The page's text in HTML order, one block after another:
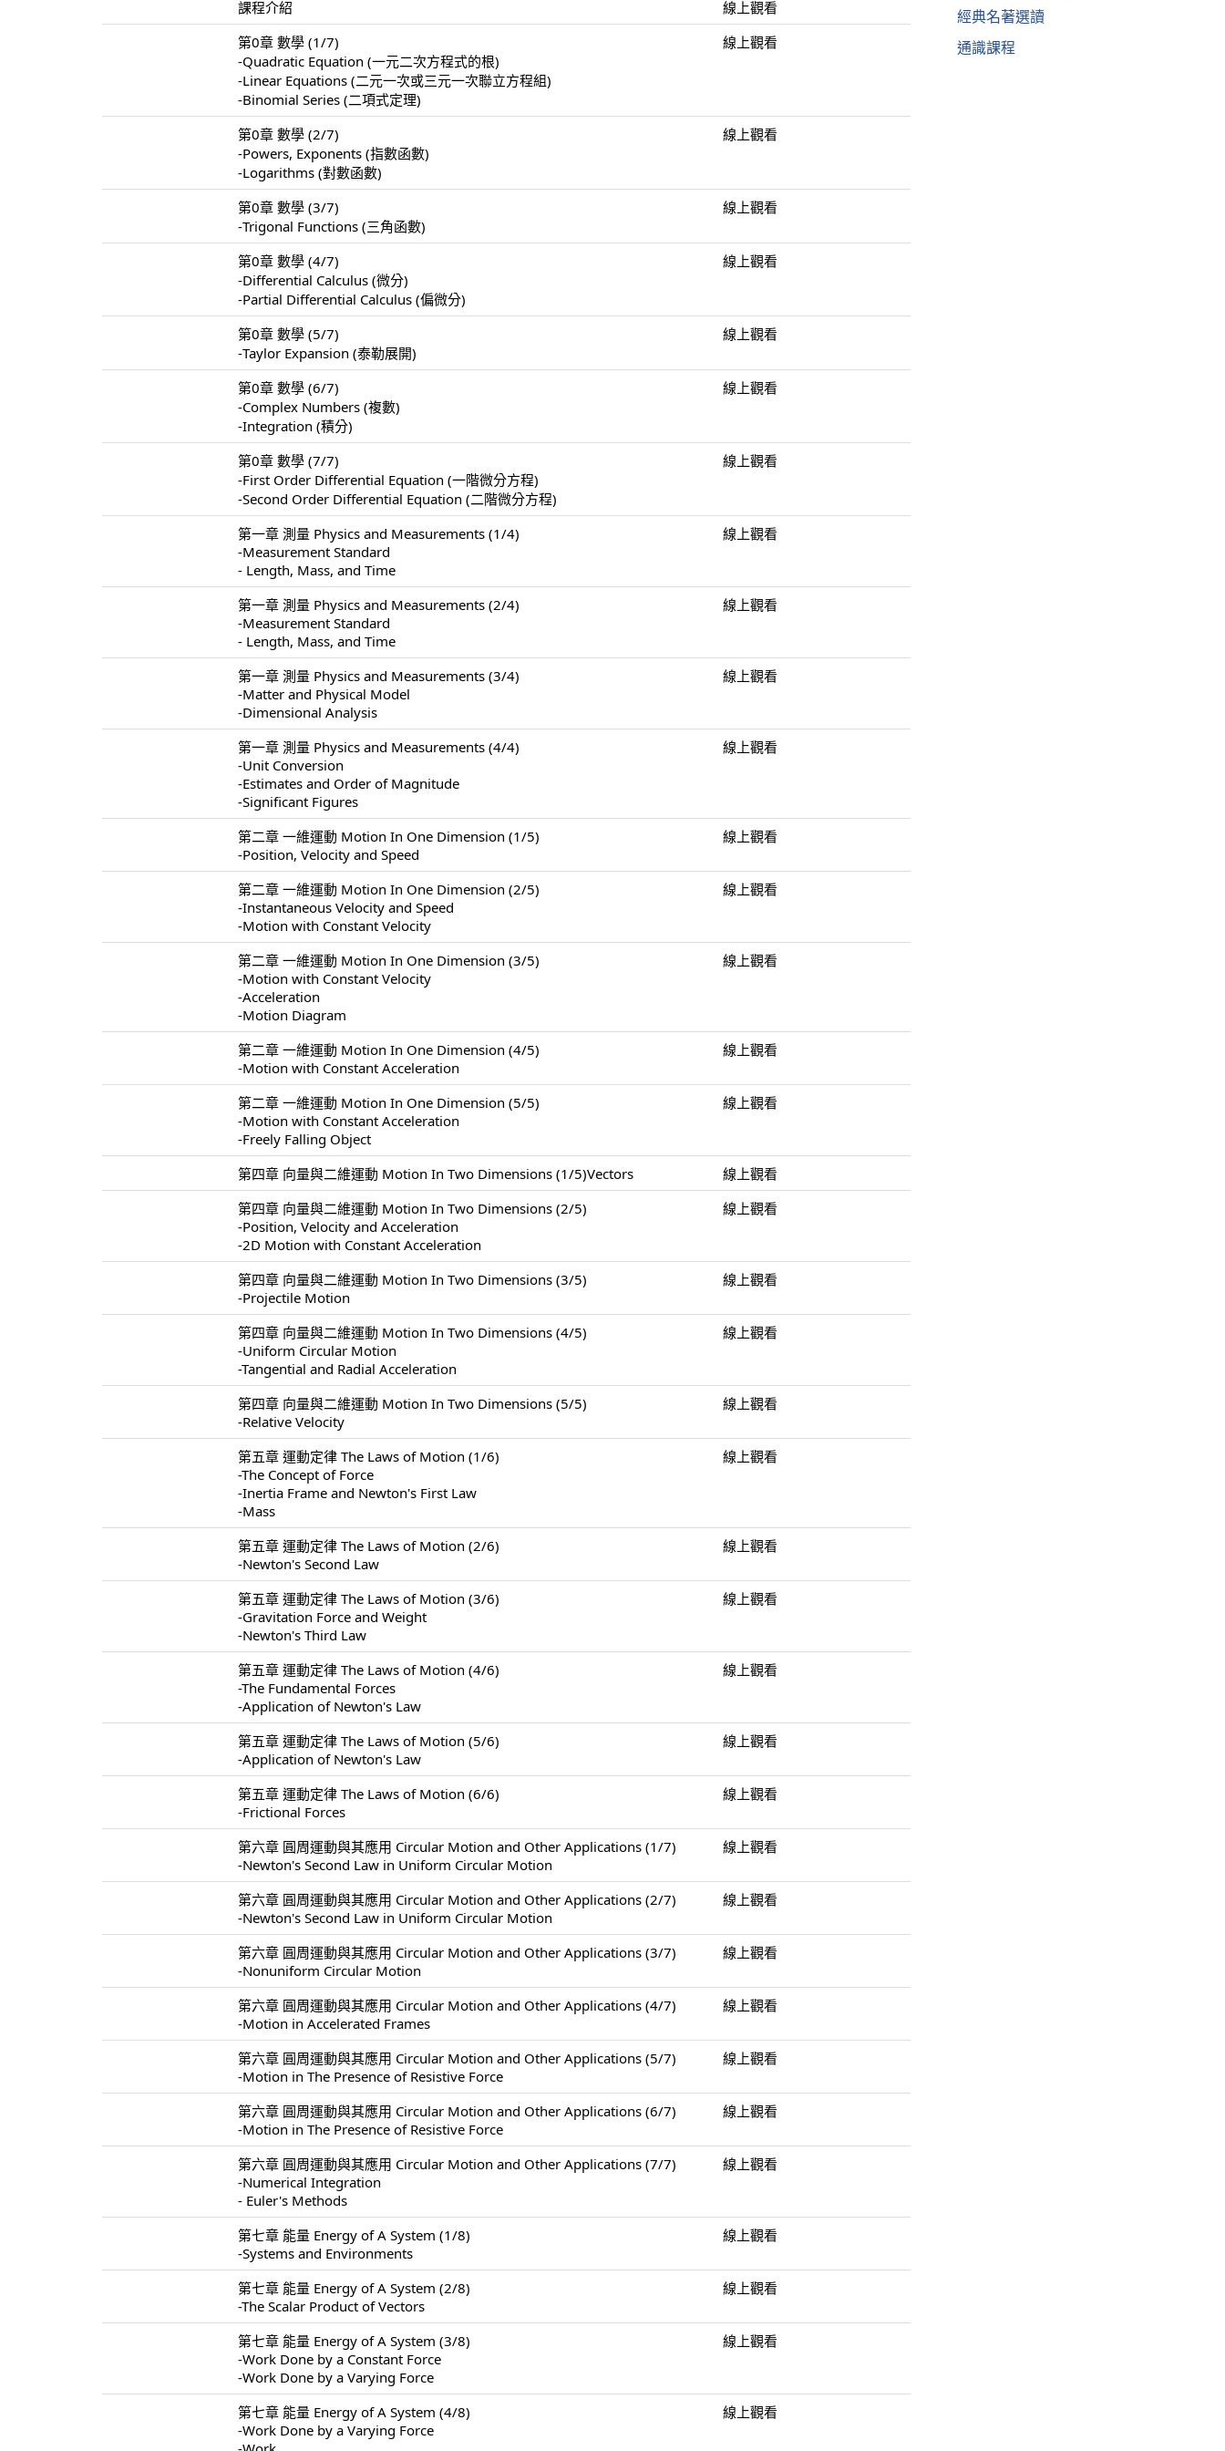
課程介紹
線上觀看
第0章 數學 (1/7)
-Quadratic Equation (一元二次方程式的根)
-Linear Equations (二元一次或三元一次聯立方程組)
-Binomial Series (二項式定理)
線上觀看
第0章 數學 (2/7)
-Powers, Exponents (指數函數)
-Logarithms (對數函數)
線上觀看
第0章 數學 (3/7)
-Trigonal Functions (三角函數)
線上觀看
第0章 數學 (4/7)
-Differential Calculus (微分)
-Partial Differential Calculus (偏微分)
線上觀看
第0章 數學 (5/7)
-Taylor Expansion (泰勒展開)
線上觀看
第0章 數學 (6/7)
-Complex Numbers (複數)
-Integration (積分)
線上觀看
第0章 數學 (7/7)
-First Order Differential Equation (一階微分方程)
-Second Order Differential Equation (二階微分方程)
線上觀看
第一章 測量 Physics and Measurements (1/4)
-Measurement Standard
- Length, Mass, and Time
線上觀看
第一章 測量 Physics and Measurements (2/4)
-Measurement Standard
- Length, Mass, and Time
線上觀看
第一章 測量 Physics and Measurements (3/4)
-Matter and Physical Model
-Dimensional Analysis
線上觀看
第一章 測量 Physics and Measurements (4/4)
-Unit Conversion
-Estimates and Order of Magnitude
-Significant Figures
線上觀看
第二章 一維運動 Motion In One Dimension (1/5)
-Position, Velocity and Speed
線上觀看
第二章 一維運動 Motion In One Dimension (2/5)
-Instantaneous Velocity and Speed
-Motion with Constant Velocity
線上觀看
第二章 一維運動 Motion In One Dimension (3/5)
-Motion with Constant Velocity
-Acceleration
-Motion Diagram
線上觀看
第二章 一維運動 Motion In One Dimension (4/5)
-Motion with Constant Acceleration
線上觀看
第二章 一維運動 Motion In One Dimension (5/5)
-Motion with Constant Acceleration
-Freely Falling Object
線上觀看
第四章 向量與二維運動 Motion In Two Dimensions (1/5)Vectors
線上觀看
第四章 向量與二維運動 Motion In Two Dimensions (2/5)
-Position, Velocity and Acceleration
-2D Motion with Constant Acceleration
線上觀看
第四章 向量與二維運動 Motion In Two Dimensions (3/5)
-Projectile Motion
線上觀看
第四章 向量與二維運動 Motion In Two Dimensions (4/5)
-Uniform Circular Motion
-Tangential and Radial Acceleration
線上觀看
第四章 向量與二維運動 Motion In Two Dimensions (5/5)
-Relative Velocity
線上觀看
第五章 運動定律 The Laws of Motion (1/6)
-The Concept of Force
-Inertia Frame and Newton's First Law
-Mass
線上觀看
第五章 運動定律 The Laws of Motion (2/6)
-Newton's Second Law
線上觀看
第五章 運動定律 The Laws of Motion (3/6)
-Gravitation Force and Weight
-Newton's Third Law
線上觀看
第五章 運動定律 The Laws of Motion (4/6)
-The Fundamental Forces
-Application of Newton's Law
線上觀看
第五章 運動定律 The Laws of Motion (5/6)
-Application of Newton's Law
線上觀看
第五章 運動定律 The Laws of Motion (6/6)
-Frictional Forces
線上觀看
第六章 圓周運動與其應用 Circular Motion and Other Applications (1/7)
-Newton's Second Law in Uniform Circular Motion
線上觀看
第六章 圓周運動與其應用 Circular Motion and Other Applications (2/7)
-Newton's Second Law in Uniform Circular Motion
線上觀看
第六章 圓周運動與其應用 Circular Motion and Other Applications (3/7)
-Nonuniform Circular Motion
線上觀看
第六章 圓周運動與其應用 Circular Motion and Other Applications (4/7)
-Motion in Accelerated Frames
線上觀看
第六章 圓周運動與其應用 Circular Motion and Other Applications (5/7)
-Motion in The Presence of Resistive Force
線上觀看
第六章 圓周運動與其應用 Circular Motion and Other Applications (6/7)
-Motion in The Presence of Resistive Force
線上觀看
第六章 圓周運動與其應用 Circular Motion and Other Applications (7/7)
-Numerical Integration
- Euler's Methods
線上觀看
第七章 能量 Energy of A System (1/8)
-Systems and Environments
線上觀看
第七章 能量 Energy of A System (2/8)
-The Scalar Product of Vectors
線上觀看
第七章 能量 Energy of A System (3/8)
-Work Done by a Constant Force
-Work Done by a Varying Force
線上觀看
第七章 能量 Energy of A System (4/8)
-Work Done by a Varying Force
線上觀看
經典名著選讀
通識課程